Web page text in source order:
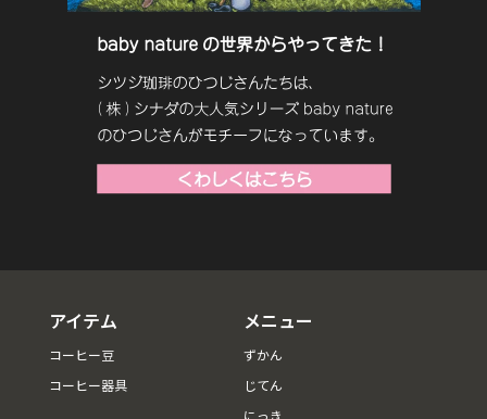
アイテム
コーヒー豆
コーヒー器具
メニュー
ずかん
じてん